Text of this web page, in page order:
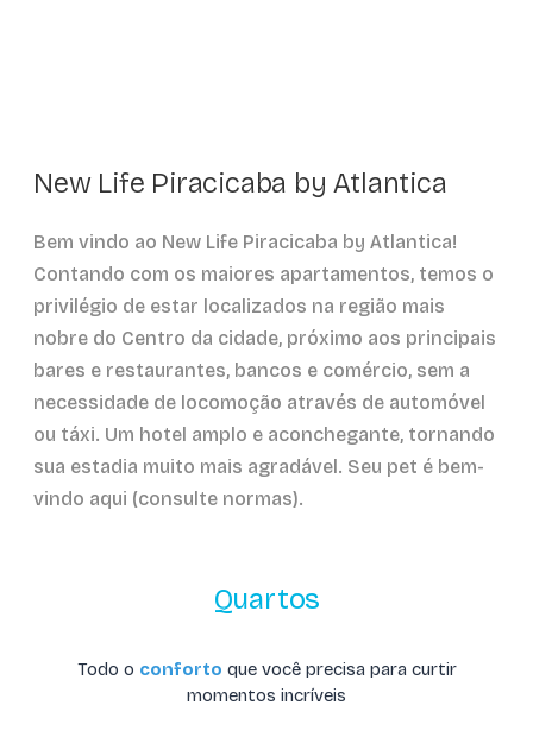
New Life Piracicaba by Atlantica
Bem vindo ao New Life Piracicaba by Atlantica!
Contando com os maiores apartamentos, temos o
privilégio de estar localizados na região mais
nobre do Centro da cidade, próximo aos principais
bares e restaurantes, bancos e comércio, sem a
necessidade de locomoção através de automóvel
ou táxi. Um hotel amplo e aconchegante, tornando
sua estadia muito mais agradável. Seu pet é bem-
vindo aqui (consulte normas).
Quartos
Todo o conforto que você precisa para curtir
momentos incríveis